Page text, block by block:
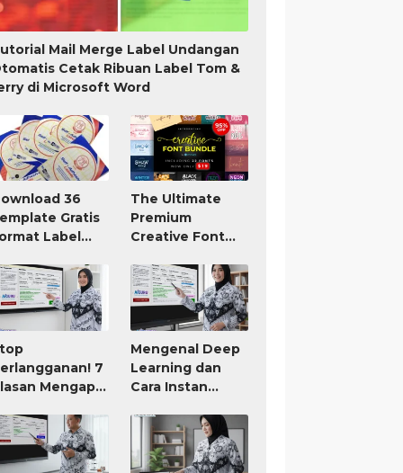
Mail Merge Label Undangan
Cetak Ribuan Label Tom &
di Microsoft Word
36
Gratis
Label
Word
The Ultimate
Premium
Creative Font
7
Mengapa
AI untuk
Paling
It (Bayar
Mengenal Deep
Learning dan
Cara Instan
atau Modul Ajar